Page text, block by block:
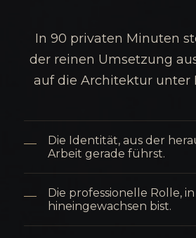
In 90 privaten Minuten
der reinen Umsetzung
auf die Architektur unter
Die Identität, aus der
Arbeit gerade führst.
Die professionelle Rolle,
hineingewachsen bist.